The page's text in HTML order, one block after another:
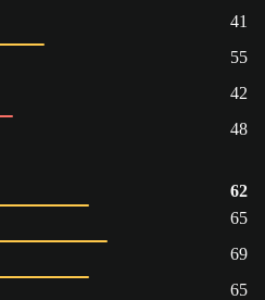
41
55
42
48
62
65
69
65